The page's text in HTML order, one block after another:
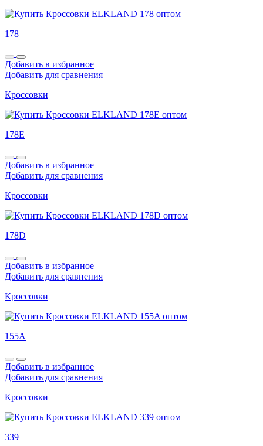
178
Добавить в избранное
Добавить для сравнения
Кроссовки
178E
Добавить в избранное
Добавить для сравнения
Кроссовки
178D
Добавить в избранное
Добавить для сравнения
Кроссовки
155A
Добавить в избранное
Добавить для сравнения
Кроссовки
339